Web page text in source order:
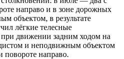
направо и в зоне дорожных
объектом, в результате
лёгкие телесные
движении задним ходом на
и неподвижным объектом
повороте направо.